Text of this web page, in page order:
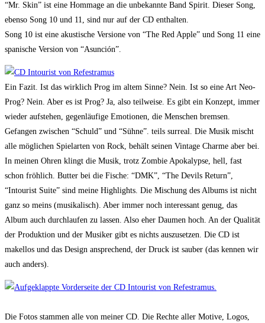
“Mr. Skin” ist eine Hommage an die unbekannte Band Spirit. Dieser Song,
ebenso Song 10 und 11, sind nur auf der CD enthalten.
Song 10 ist eine akustische Versione von “The Red Apple” und Song 11 eine
spanische Version von “Asunción”.
Ein Fazit. Ist das wirklich Prog im altem Sinne? Nein. Ist so eine Art Neo-
Prog? Nein. Aber es ist Prog? Ja, also teilweise. Es gibt ein Konzept, immer
wieder aufstehen, gegenläufige Emotionen, die Menschen bremsen.
Gefangen zwischen “Schuld” und “Sühne”. teils surreal. Die Musik mischt
alle möglichen Spielarten von Rock, behält seinen Vintage Charme aber bei.
In meinen Ohren klingt die Musik, trotz Zombie Apokalypse, hell, fast
schon fröhlich. Butter bei die Fische: “DMK”, “The Devils Return”,
“Intourist Suite” sind meine Highlights. Die Mischung des Albums ist nicht
ganz so meins (musikalisch). Aber immer noch interessant genug, das
Album auch durchlaufen zu lassen. Also eher Daumen hoch. An der Qualität
der Produktion und der Musiker gibt es nichts auszusetzen. Die CD ist
makellos und das Design ansprechend, der Druck ist sauber (das kennen wir
auch anders).
Die Fotos stammen alle von meiner CD. Die Rechte aller Motive, Logos,